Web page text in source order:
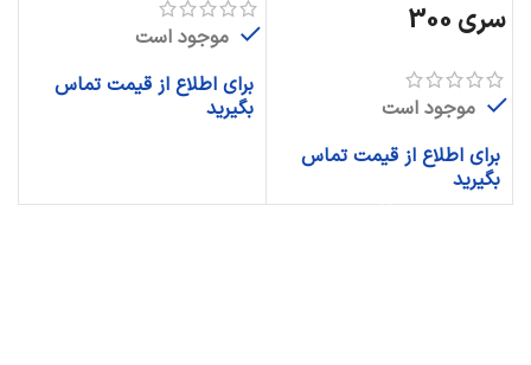
سری 300
موجود است
برای اطلاع از قیمت تماس
بگیرید
موجود است
برای اطلاع از قیمت تماس
بگیرید